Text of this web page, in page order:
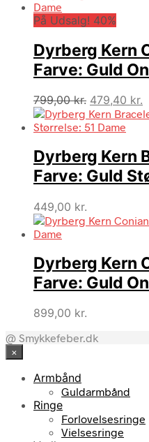
På Udsalg! 40%
Dyrberg Kern
Farve: Guld
799,00kr. Den
oprindelige
pris
799,00 kr..
479,40 kr.
Dyrberg Kern
Farve: Guld
449,00 kr.
Dyrberg Kern
Farve: Guld
899,00 kr.
@ Smykkefeber.dk
×
Armbånd
Guldarmbånd
Ringe
Forlovelsesringe
Vielsesringe